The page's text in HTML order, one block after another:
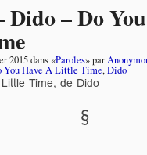
Dido – Do
2015dans «Paroles» par
You Have A Little Time,Dido
Time, de Dido